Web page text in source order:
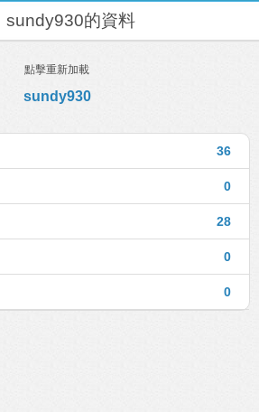
sundy930的資料
點擊重新加載
sundy930
36
0
28
0
0